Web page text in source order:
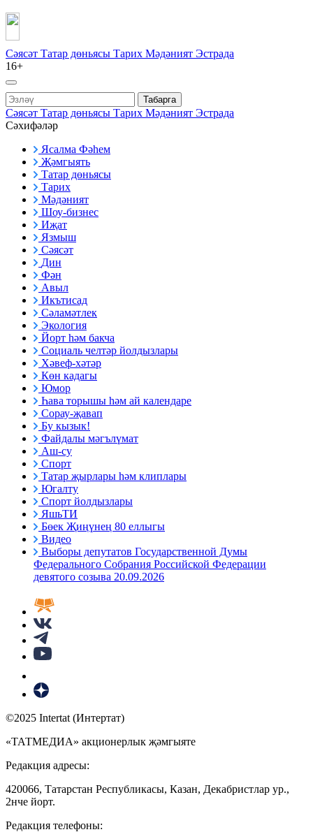
Сәясәт Татар дөньясы Тарих Мәдәният Эстрада
16+
Табарга
Сәясәт Татар дөньясы Тарих Мәдәният Эстрада
Сәхифәләр
Ясалма Фәһем
Җәмгыять
Татар дөньясы
Тарих
Мәдәният
Шоу-бизнес
Иҗат
Язмыш
Сәясәт
Дин
Фән
Авыл
Икътисад
Сәламәтлек
Экология
Йорт һәм бакча
Социаль челтәр йолдызлары
Хәвеф-хәтәр
Көн кадагы
Юмор
Һава торышы һәм ай календаре
Сорау-җавап
Бу кызык!
Файдалы мәгълүмат
Аш-су
Спорт
Татар җырлары һәм клиплары
Югалту
Спорт йолдызлары
ЯшьТИ
Бөек Җиңүнең 80 еллыгы
Видео
Выборы депутатов Государственной Думы
Федерального Собрания Российской Федерации
девятого созыва 20.09.2026
©2025 Intertat (Интертат)
«ТАТМЕДИА» акционерлык җәмгыяте
Редакция адресы:
420066, Татарстан Республикасы, Казан, Декабристлар ур.,
2нче йорт.
Редакция телефоны: